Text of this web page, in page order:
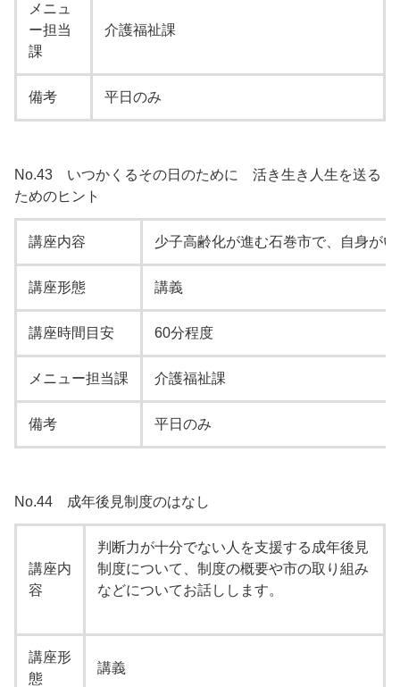
メニュ
ー担当
課
介護福祉課
備考 平日のみ
No.43 いつかくるその日のために 活き生き人生を送る
ためのヒント
講座内容 少子高齢化が進む石巻市で、自身が
講座形態 講義
講座時間目安 60分程度
メニュー担当課 介護福祉課
備考 平日のみ
No.44 成年後見制度のはなし
講座内
容
判断力が十分でない人を支援する成年後見
制度について、制度の概要や市の取り組み
などについてお話しします。
講座形
態
講義